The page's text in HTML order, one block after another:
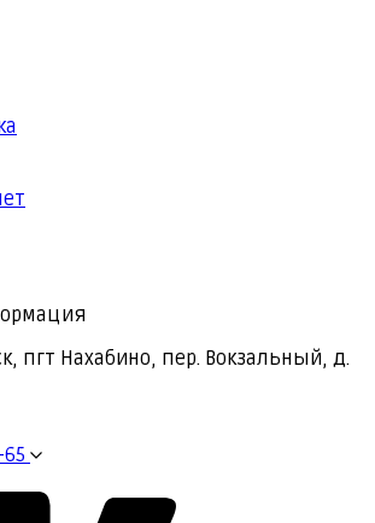
пгт Нахабино, пер. Вокзальный, д.